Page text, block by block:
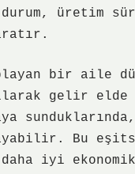
üretim
bir aile
gelir
Bu
iyi